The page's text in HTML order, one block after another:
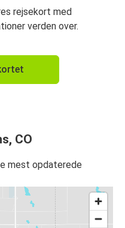
rejsekort med
verden over.
CO
mest opdaterede